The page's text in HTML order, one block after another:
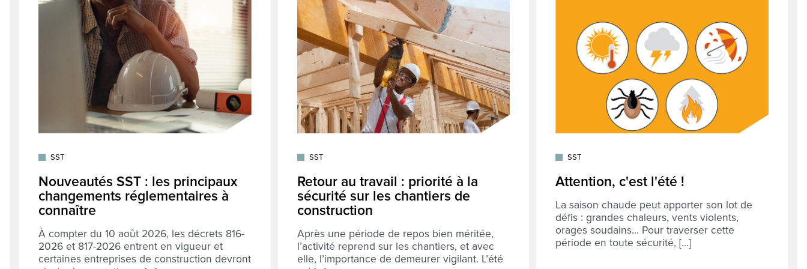
SST
Nouveautés SST : les principaux
changements réglementaires à
connaître
À compter du 10 août 2026, les décrets 816-
2026 et 817-2026 entrent en vigueur et
certaines entreprises de construction devront
SST
Retour au travail : priorité à la
sécurité sur les chantiers de
construction
Après une période de repos bien méritée,
l’activité reprend sur les chantiers, et avec
elle, l’importance de demeurer vigilant. L’été
SST
Attention, c'est l'été !
La saison chaude peut apporter son lot de
défis : grandes chaleurs, vents violents,
orages soudains… Pour traverser cette
période en toute sécurité, [...]